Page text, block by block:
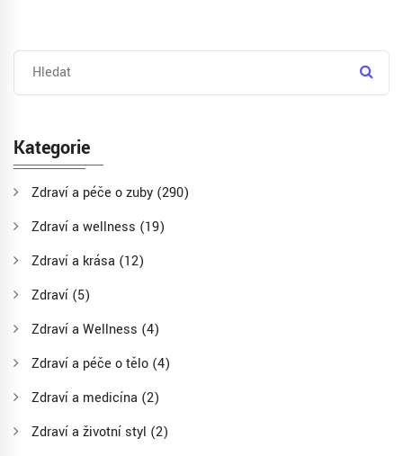
Kategorie
Zdraví a péče o zuby (290)
Zdraví a wellness (19)
Zdraví a krása (12)
Zdraví (5)
Zdraví a Wellness (4)
Zdraví a péče o tělo (4)
Zdraví a medicína (2)
Zdraví a životní styl (2)